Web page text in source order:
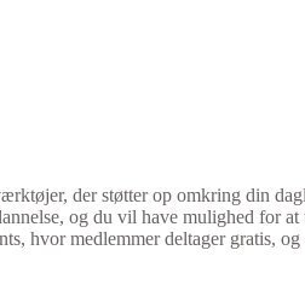
der støtter op omkring din
og du vil have mulighed for
hvor medlemmer deltager gratis, og